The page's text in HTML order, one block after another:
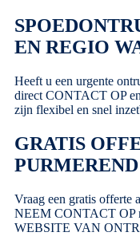
EN REGIO
Heeft u een urgente
direct CONTACT OP
zijn flexibel en snel
GRATIS
PURMEREND
Vraag een gratis offerte
NEEM CONTACT OP
WEBSITE VAN